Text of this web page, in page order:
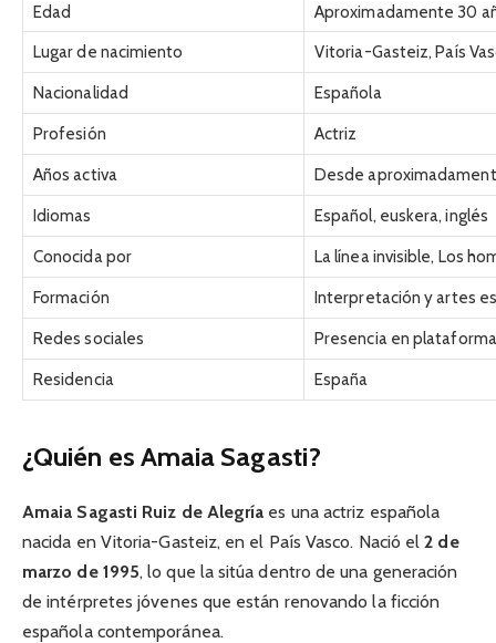
Edad
Aproximadamente 30
Lugar de nacimiento
Vitoria-Gasteiz, País
Nacionalidad
Española
Profesión
Actriz
Años activa
Desde
Idiomas
Español, euskera, inglés
Conocida por
La línea invisible, Los
Formación
Interpretación y artes
Redes sociales
Presencia en
Residencia
España
¿Quién es Amaia Sagasti?
Amaia Sagasti Ruiz de Alegría es una actriz española
nacida en Vitoria-Gasteiz, en el País Vasco. Nació el2 de
marzo de 1995, lo que la sitúa dentro de una generación
de intérpretes jóvenes que están renovando la ficción
española contemporánea.